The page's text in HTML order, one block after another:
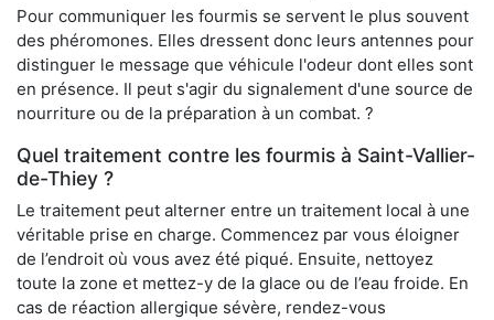
Pour communiquer les fourmis se servent le plus souvent
des phéromones. Elles dressent donc leurs antennes pour
distinguer le message que véhicule l'odeur dont elles sont
en présence. Il peut s'agir du signalement d'une source de
nourriture ou de la préparation à un combat. ?
Quel traitement contre les fourmis à Saint-Vallier-
de-Thiey ?
Le traitement peut alterner entre un traitement local à une
véritable prise en charge. Commencez par vous éloigner
de l’endroit où vous avez été piqué. Ensuite, nettoyez
toute la zone et mettez-y de la glace ou de l’eau froide. En
cas de réaction allergique sévère, rendez-vous